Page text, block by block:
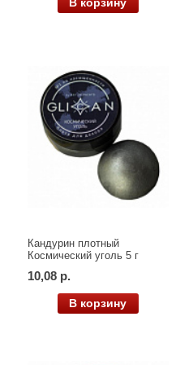
В корзину
Кандурин плотный
Космический уголь 5 г
10,08 р.
В корзину